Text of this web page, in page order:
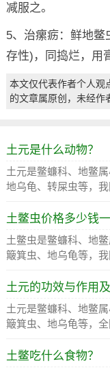
减服之。
5、治瘰疬：鲜地
存性)，同捣烂，用
本文仅代表作者个人观
的文章属原创，未经作
土元是什么动物？
土元是鳖蠊科、地鳖
地乌龟、转屎虫等，
土鳖虫价格多少钱一
土鳖虫是鳖蠊科、地
簸箕虫、地乌龟等，
土元的功效与作用
土元是鳖蠊科、地鳖
簸箕虫、地乌龟等，
土鳖吃什么食物？